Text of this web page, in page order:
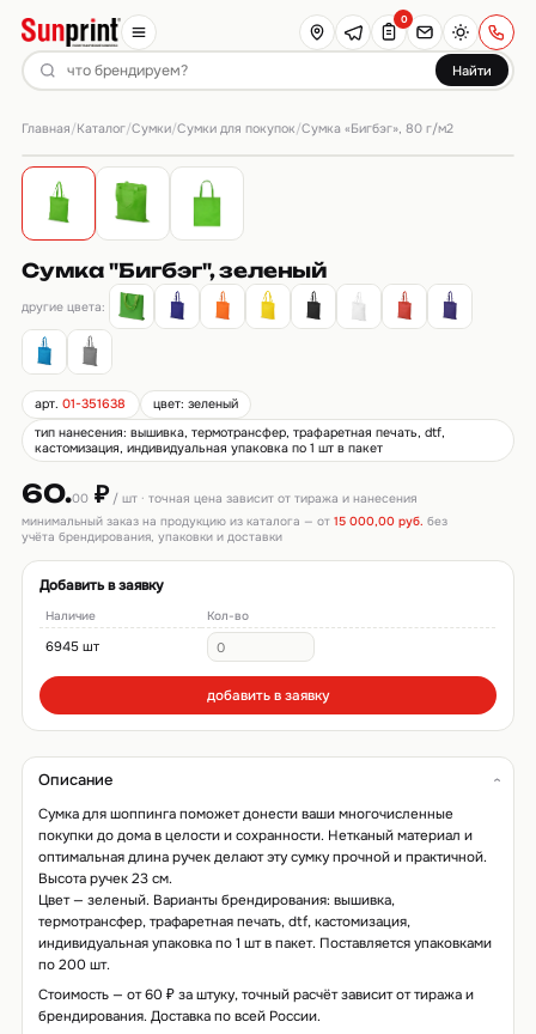
Найти
0
Главная/Каталог/Сумки/Сумки для покупок/Сумка «Бигбэг», 80 г/м2
Сумка "Бигбэг", зеленый
другие цвета:
арт.01-351638
цвет: зеленый
тип нанесения: вышивка, термотрансфер, трафаретная печать, dtf,
кастомизация, индивидуальная упаковка по 1 шт в пакет
60.00₽/ шт · точная цена зависит от тиража и нанесения
минимальный заказ на продукцию из каталога — от 15 000,00 руб. без
учёта брендирования, упаковки и доставки
Добавить в заявку
Наличие Кол-во
6945 шт
добавить в заявку
Описание
Сумка для шоппинга поможет донести ваши многочисленные
покупки до дома в целости и сохранности. Нетканый материал и
оптимальная длина ручек делают эту сумку прочной и практичной.
Высота ручек 23 см.
Цвет — зеленый. Варианты брендирования: вышивка,
термотрансфер, трафаретная печать, dtf, кастомизация,
индивидуальная упаковка по 1 шт в пакет. Поставляется упаковками
по 200 шт.
Стоимость — от 60 ₽ за штуку, точный расчёт зависит от тиража и
брендирования. Доставка по всей России.